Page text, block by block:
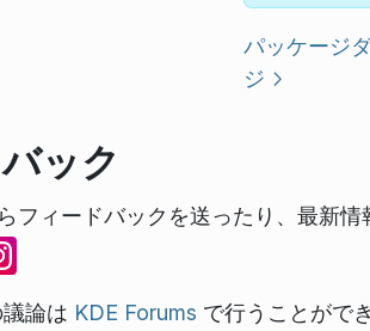
パッケージ
ジ
ック
フィードバックを送ったり、最新情
論は KDE Forums で行うことがで